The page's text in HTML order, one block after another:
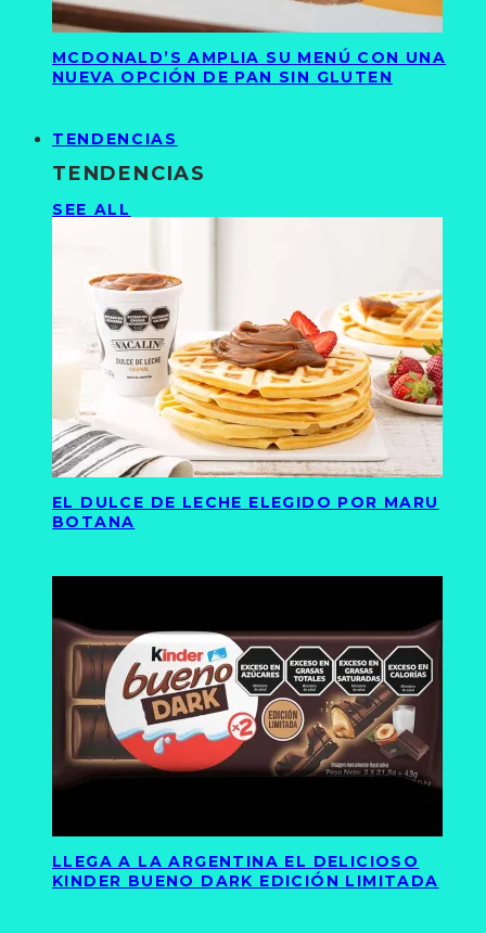
MCDONALD’S AMPLIA SU MENÚ CON UNA
NUEVA OPCIÓN DE PAN SIN GLUTEN
TENDENCIAS
TENDENCIAS
SEE ALL
EL DULCE DE LECHE ELEGIDO POR MARU
BOTANA
LLEGA A LA ARGENTINA EL DELICIOSO
KINDER BUENO DARK EDICIÓN LIMITADA